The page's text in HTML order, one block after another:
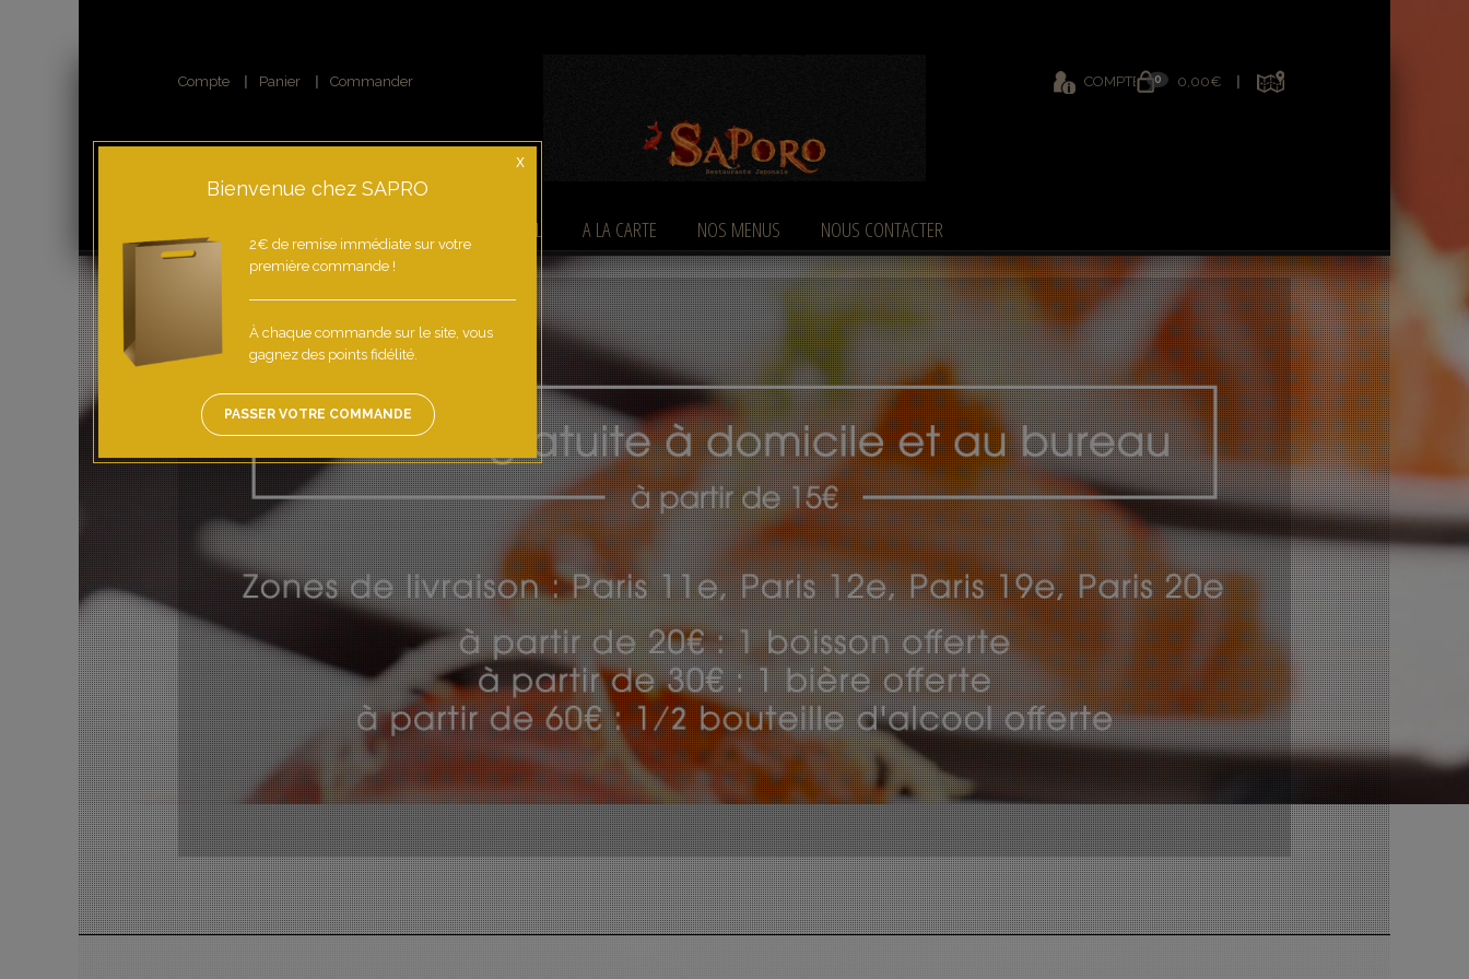
Compte Panier Commander COMPTE 0 0,00€
ACCUEIL A LA CARTE NOS MENUS NOUS CONTACTER
X
Bienvenue chez SAPRO
2€ de remise immédiate sur votre
première commande !
À chaque commande sur le site, vous
gagnez des points fidélité.
PASSER VOTRE COMMANDE